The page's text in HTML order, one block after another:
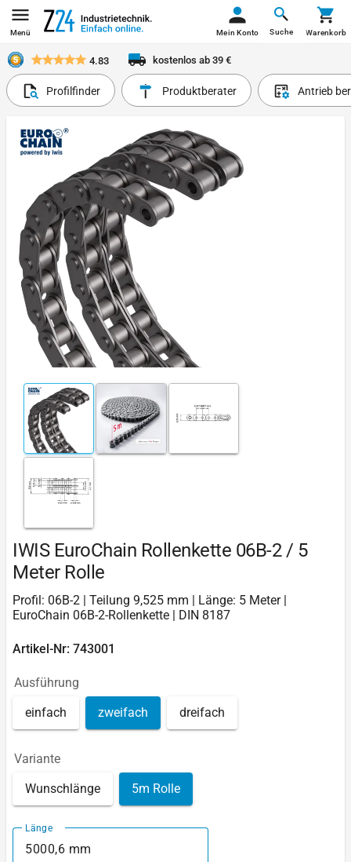
Menü Suche
Mein Konto Warenkorb
4.83 kostenlos ab 39 €
Profilfinder Produktberater Antrieb
IWIS EuroChain Rollenkette 06B-2 / 5
Meter Rolle
Profil: 06B-2 | Teilung 9,525 mm | Länge: 5 Meter |
EuroChain 06B-2-Rollenkette | DIN 8187
Artikel-Nr: 743001
Ausführung
einfach zweifach dreifach
Variante
Wunschlänge 5m Rolle
Länge